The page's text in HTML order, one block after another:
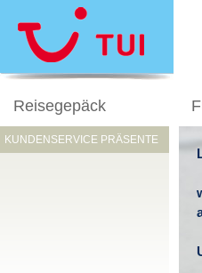
Reisegepäck
KUNDENSERVICE PRÄSENTE